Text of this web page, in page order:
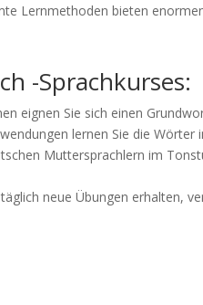
Lernmethoden bieten
-Sprachkurses:
eignen Sie sich einen
lernen Sie die
Muttersprachlern im
neue Übungen erhalten,